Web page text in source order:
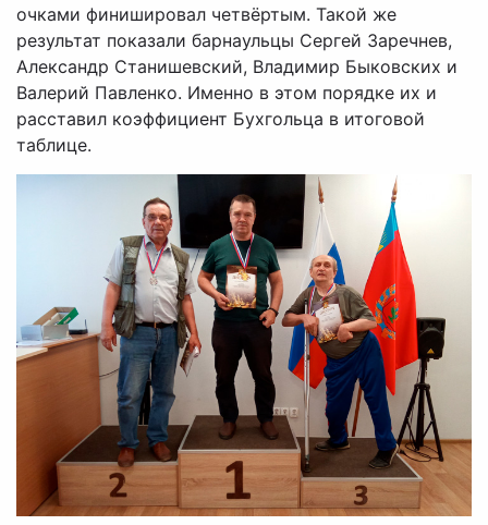
очками финишировал четвёртым. Такой же
результат показали барнаульцы Сергей Заречнев,
Александр Станишевский, Владимир Быковских и
Валерий Павленко. Именно в этом порядке их и
расставил коэффициент Бухгольца в итоговой
таблице.